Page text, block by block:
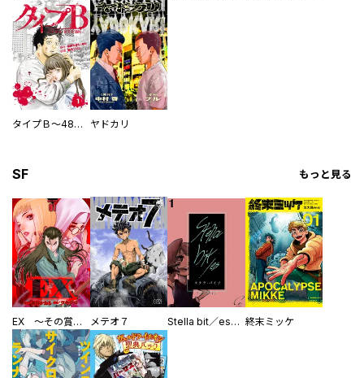
タイプＢ～48時間後、致死率100％～【単話】 ヤドカリ
SF もっと見る
EX ～その賞金稼ぎは、世界の出口を探す～【単行本版】 メテオ７ Stella bit／es【単話版】 終末ミッケ